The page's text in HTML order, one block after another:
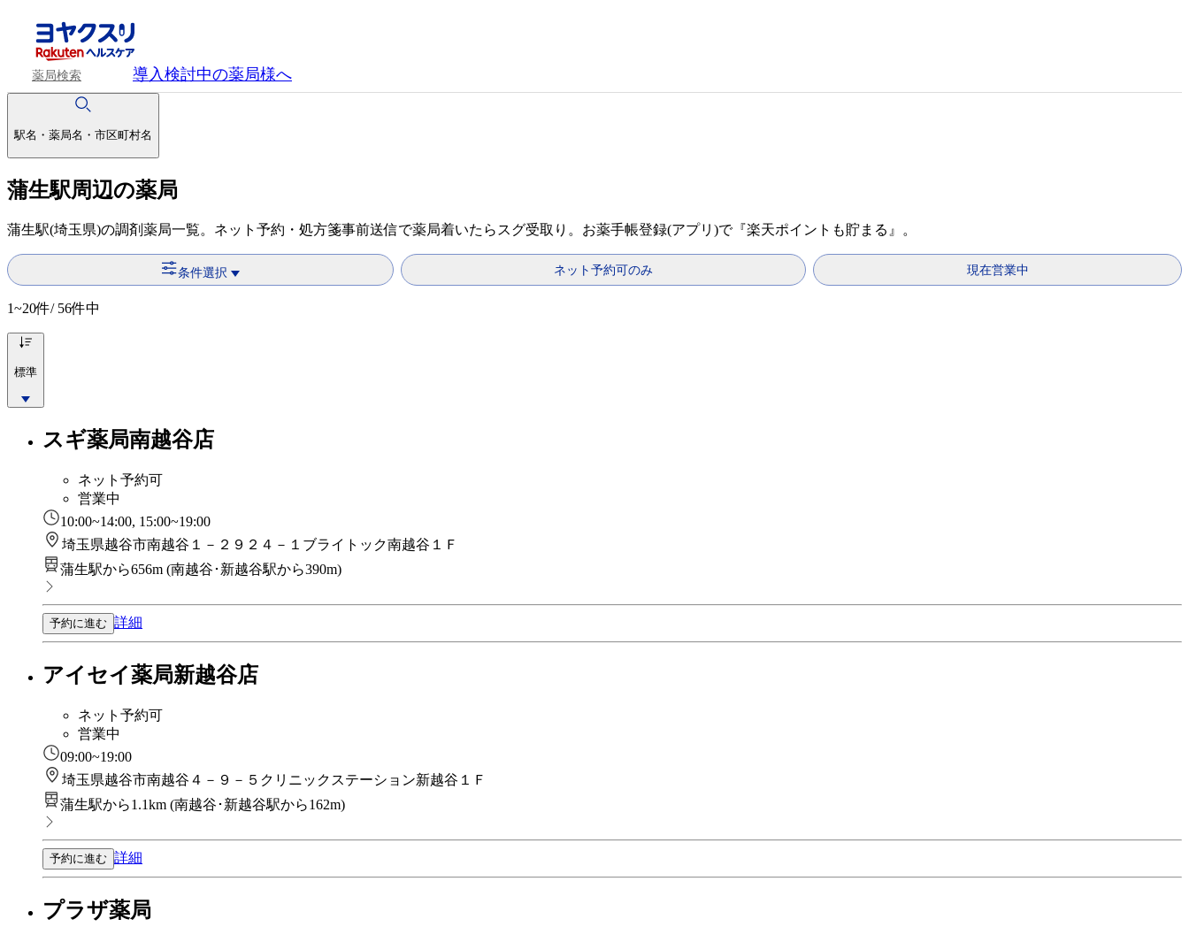
薬局検索 導入検討中の薬局様へ
駅名・薬局名・市区町村名
蒲生駅周辺の薬局
蒲生駅(埼玉県)の調剤薬局一覧。ネット予約・処方箋事前送信で薬局着いたらスグ受取り。お薬手帳登録(アプリ)で『楽天ポイントも貯まる』。
条件選択 ネット予約可のみ 現在営業中
1~20件/ 56件中
標準
スギ薬局南越谷店
ネット予約可
営業中
10:00~14:00, 15:00~19:00
埼玉県越谷市南越谷１－２９２４－１ブライトック南越谷１Ｆ
蒲生駅から656m (南越谷･新越谷駅から390m)
予約に進む 詳細
アイセイ薬局新越谷店
ネット予約可
営業中
09:00~19:00
埼玉県越谷市南越谷４－９－５クリニックステーション新越谷１Ｆ
蒲生駅から1.1km (南越谷･新越谷駅から162m)
予約に進む 詳細
プラザ薬局